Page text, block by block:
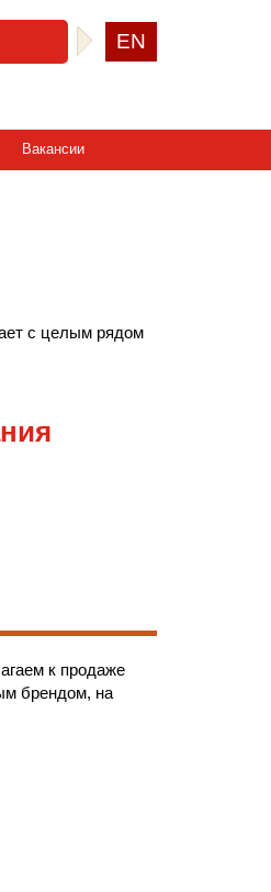
EN
Вакансии
с целым рядом
к продаже
брендом, на